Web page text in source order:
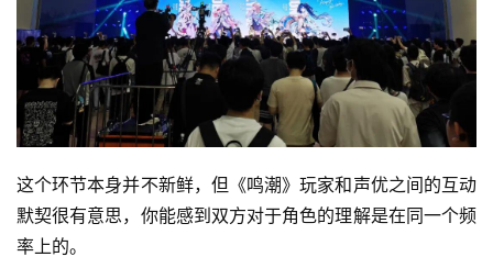
这个环节本身并不新鲜，但《鸣潮》玩家和声优之间的互动
默契很有意思，你能感到双方对于角色的理解是在同一个频
率上的。